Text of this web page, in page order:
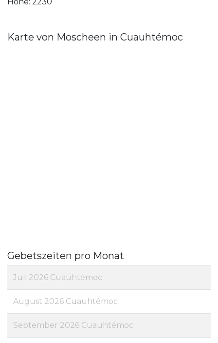
Karte von Moscheen in Cuauhtémoc
Gebetszeiten pro Monat
Juli 2026 Cuauhtémoc
August 2026 Cuauhtémoc
September 2026 Cuauhtémoc